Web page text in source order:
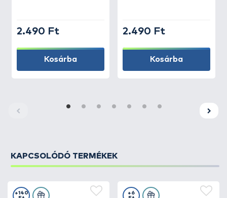
2.490 Ft
Kosárba
2.490 Ft
Kosárba
KAPCSOLÓDÓ TERMÉKEK
+140
+6